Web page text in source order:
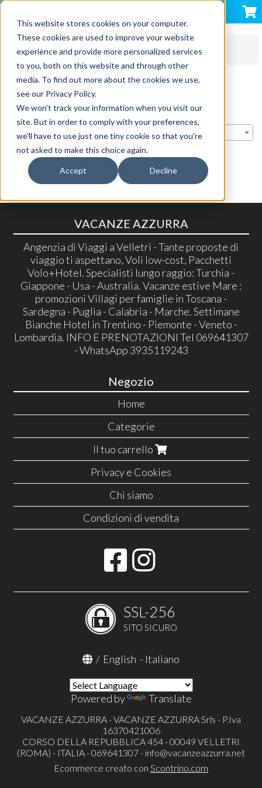
This website stores cookies on your computer.
These cookies are used to improve your website
experience and provide more personalized services
to you, both on this website and through other
media. To find out more about the cookies we use,
see our Privacy Policy.
We won't track your information when you visit our
site. But in order to comply with your preferences,
we'll have to use just one tiny cookie so that you're
not asked to make this choice again.
Accept Decline
EUROPA
GRAN BRETAGNA
CORNOVAGLIA
CORNOVAGLIA
Stai visualizzando 0 prodotti | Ordina per:
Rilevanza
VACANZE AZZURRA
Angenzia di Viaggi a Velletri - Tante proposte di
viaggio ti aspettano, Voli low-cost, Pacchetti
Volo+Hotel. Specialisti lungo raggio: Turchia -
Giappone - Usa - Australia. Vacanze estive Mare :
promozioni Villagi per famiglie in Toscana -
Sardegna - Puglia - Calabria - Marche. Settimane
Bianche Hotel in Trentino - Piemonte - Veneto -
Lombardia. INFO E PRENOTAZIONI Tel 069641307
- WhatsApp 3935119243
Negozio
Home
Categorie
Il tuo carrello
Privacy e Cookies
Chi siamo
Condizioni di vendita
SSL-256
SITO SICURO
/ English - Italiano
Powered by Translate
VACANZE AZZURRA - VACANZE AZZURRA Srls - P.Iva
16370421006
CORSO DELLA REPUBBLICA 454 - 00049 VELLETRI
(ROMA) - ITALIA - 069641307 - info@vacanzeazzurra.net
Ecommerce creato con Scontrino.com